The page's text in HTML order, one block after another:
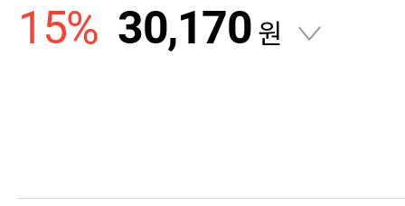
15% 30,170 원